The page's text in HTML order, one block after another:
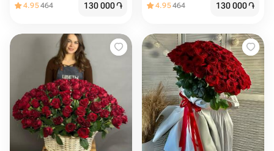
4.95464 130 000֏ 4.95464 130 000֏